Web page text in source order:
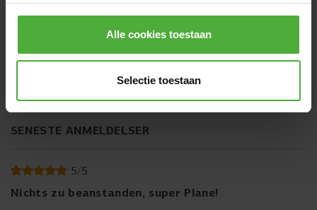
Alle cookies toestaan
Selectie toestaan
ANMELDELSER BERG ULTIM WEATHER COVER
SKRIV EN ANMELDELSE
SENESTE ANMELDELSER
5/5
Nichts zu beanstanden, super Plane!